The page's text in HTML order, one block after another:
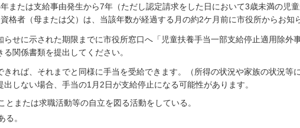
または支給事由発生から7年（ただし認定請求をした日において3歳未満の児
格者（母または父）は、当該年数が経過する月の約2ケ月前に市役所からお知
らせに示された期限までに市役所窓口へ「児童扶養手当一部支給停止適用除外
関係書類を提出してください。
きれば、それまでと同様に手当を受給できます。（所得の状況や家族の状況等
しない場合、手当の1月2日が支給停止になる可能性があります。
とまたは求職活動等の自立を図る活動をしている。
る。